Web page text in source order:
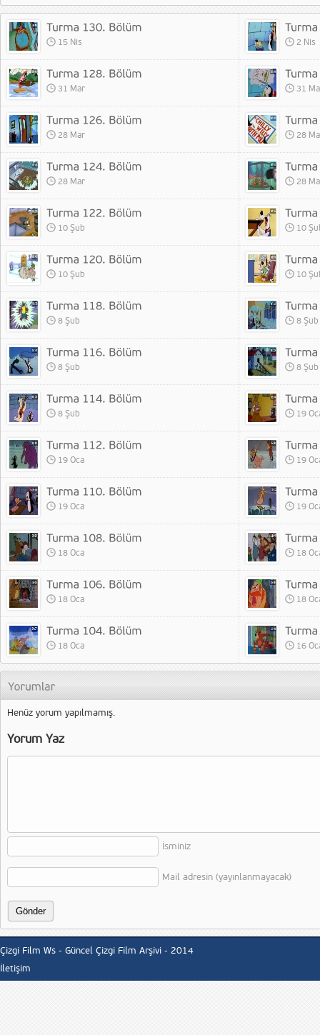
15 Nis 2 Nis
31 Mar 31
28 Mar 28
28 Mar 28
10 Şub 10
10 Şub 10
8 Şub 8 Şub
8 Şub 8 Şub
8 Şub 19
19 Oca 19
19 Oca 19
18 Oca 18
18 Oca 18
18 Oca 16
Henüz yorum yapılmamış.
Yorum Yaz
İsminiz
Mail adresin (yayınlanmayacak)
Çizgi Film Ws - Güncel Çizgi Film Arşivi - 2014
İletişim